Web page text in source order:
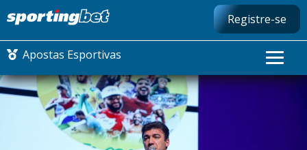
Registre-se
Apostas Esportivas
CONMEBOL LIBERTADORES